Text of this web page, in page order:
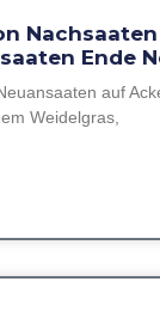
Ende
auf
Weidelgras,